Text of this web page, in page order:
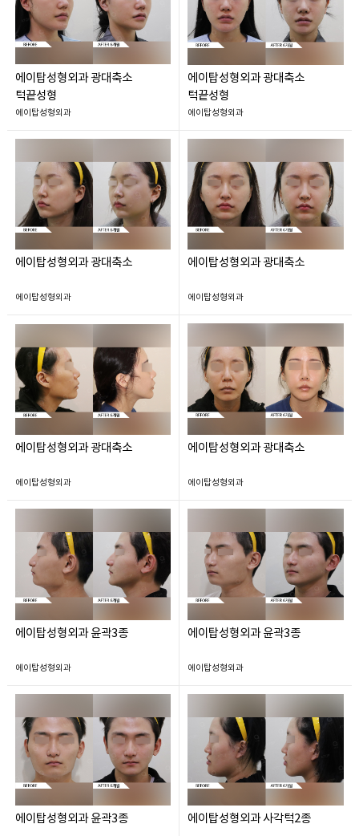
에이탑성형외과 광대축소
턱끝성형
에이탑성형외과
에이탑성형외과 광대축소
턱끝성형
에이탑성형외과
에이탑성형외과 광대축소
에이탑성형외과
에이탑성형외과 광대축소
에이탑성형외과
에이탑성형외과 광대축소
에이탑성형외과
에이탑성형외과 광대축소
에이탑성형외과
에이탑성형외과 윤곽3종
에이탑성형외과
에이탑성형외과 윤곽3종
에이탑성형외과
에이탑성형외과 윤곽3종 에이탑성형외과 사각턱2종